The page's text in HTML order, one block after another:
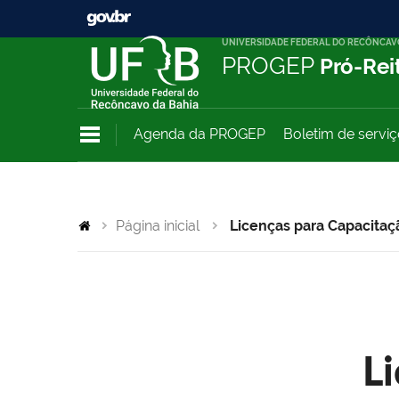
UNIVERSIDADE FEDERAL DO
PROGEP Pró-
Agenda da PROGEP Boletim de
Página inicial Licenças para